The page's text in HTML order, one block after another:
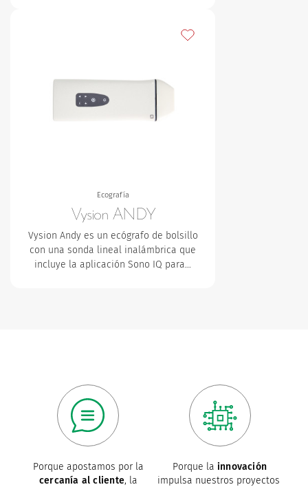
Ecografía
Vysion ANDY
Vysion Andy es un ecógrafo de bolsillo
con una sonda lineal inalámbrica que
incluye la aplicación Sono IQ para…
Añadir a mis favoritos
Porque apostamos por la
cercanía al cliente, la
Porque la innovación
impulsa nuestros proyectos